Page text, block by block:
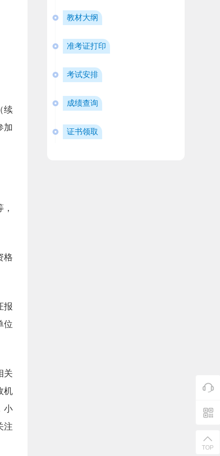
续
加
格
报
位
关
机
小
注
教材大纲
准考证打印
考试安排
成绩查询
证书领取
TOP